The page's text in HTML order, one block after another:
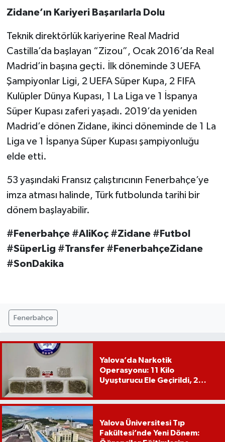
Zidane’ın Kariyeri Başarılarla Dolu
Teknik direktörlük kariyerine Real Madrid
Castilla’da başlayan “Zizou”, Ocak 2016’da Real
Madrid’in başına geçti. İlk döneminde 3 UEFA
Şampiyonlar Ligi, 2 UEFA Süper Kupa, 2 FIFA
Kulüpler Dünya Kupası, 1 La Liga ve 1 İspanya
Süper Kupası zaferi yaşadı. 2019’da yeniden
Madrid’e dönen Zidane, ikinci döneminde de 1 La
Liga ve 1 İspanya Süper Kupası şampiyonluğu
elde etti.
53 yaşındaki Fransız çalıştırıcının Fenerbahçe’ye
imza atması halinde, Türk futbolunda tarihi bir
dönem başlayabilir.
#Fenerbahçe #AliKoç #Zidane #Futbol
#SüperLig #Transfer #FenerbahçeZidane
#SonDakika
Fenerbahçe
Yalova’da Narkotik
Operasyonu: 11 Kilo
Uyuşturucu Ele Geçirildi, 2
Yalova Üniversitesi Tıp
Fakültesi’nde Yeni Dönem: